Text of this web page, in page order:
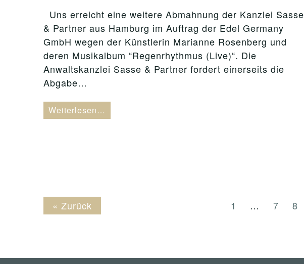
Uns erreicht eine weitere Abmahnung der Kanzlei Sasse
& Partner aus Hamburg im Auftrag der Edel Germany
GmbH wegen der Künstlerin Marianne Rosenberg und
deren Musikalbum “Regenrhythmus (Live)“. Die
Anwaltskanzlei Sasse & Partner fordert einerseits die
Abgabe…
Weiterlesen…
« Zurück 1 … 7 8